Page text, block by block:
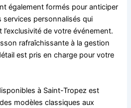
également formés pour anticiper
personnalisés qui
de votre événement.
rafraîchissante à la gestion
est pris en charge pour votre
à Saint-Tropez est
modèles classiques aux